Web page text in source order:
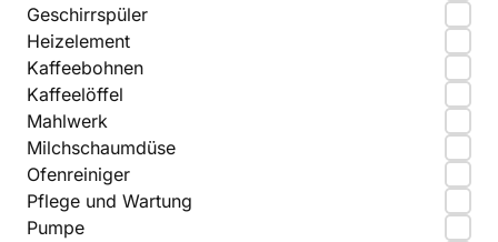
Geschirrspüler
Heizelement
Kaffeebohnen
Kaffeelöffel
Mahlwerk
Milchschaumdüse
Ofenreiniger
Pflege und Wartung
Pumpe